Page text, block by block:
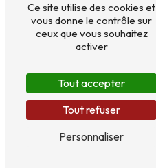
Saint-Mitre-les-
Remparts
Salon-de-Provence
Ce site utilise des cookies et
vous donne le contrôle sur
ceux que vous souhaitez
activer
Tout accepter
Tout refuser
Personnaliser